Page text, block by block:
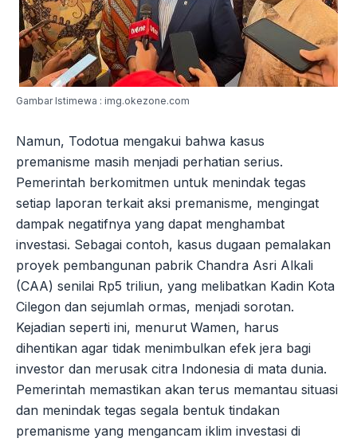
Gambar Istimewa : img.okezone.com
Namun, Todotua mengakui bahwa kasus
premanisme masih menjadi perhatian serius.
Pemerintah berkomitmen untuk menindak tegas
setiap laporan terkait aksi premanisme, mengingat
dampak negatifnya yang dapat menghambat
investasi. Sebagai contoh, kasus dugaan pemalakan
proyek pembangunan pabrik Chandra Asri Alkali
(CAA) senilai Rp5 triliun, yang melibatkan Kadin Kota
Cilegon dan sejumlah ormas, menjadi sorotan.
Kejadian seperti ini, menurut Wamen, harus
dihentikan agar tidak menimbulkan efek jera bagi
investor dan merusak citra Indonesia di mata dunia.
Pemerintah memastikan akan terus memantau situasi
dan menindak tegas segala bentuk tindakan
premanisme yang mengancam iklim investasi di